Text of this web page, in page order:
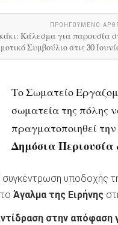
ΠΡΟΗΓΟΎΜΕΝΟ
Κάλεσμα για παρουσία
Συμβούλιο στις 30
Το Σωματείο
σωματεία της πόλης
πραγματοποιηθεί την
Δημόσια Περιουσία
συγκέντρωση υποδοχής
Άγαλμα της Ειρήνης
στην απόφαση